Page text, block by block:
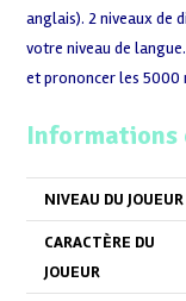
anglais). 2 niveaux de
votre niveau de
et prononcer les 5000
Informations
NIVEAU DU JOUEUR
CARACTÈRE DU
JOUEUR